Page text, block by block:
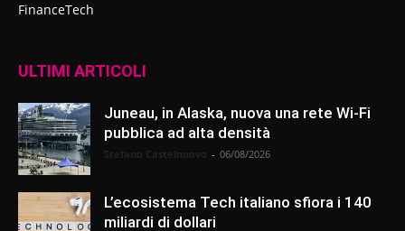
FinanceTech
ULTIMI ARTICOLI
Juneau, in Alaska, nuova una rete Wi-Fi
pubblica ad alta densità
- 06/08/2026
L’ecosistema Tech italiano sfiora i 140
miliardi di dollari